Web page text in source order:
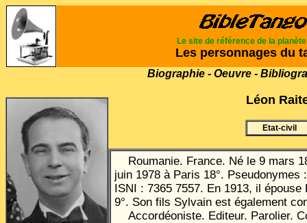
Le site de référence de la planète
Les personnages du
Biographie - Oeuvre -
Léon
Etat-civil
Roumanie. France. Né le 9 mars
juin 1978 à Paris 18°. Pseudonymes
ISNI : 7365 7557. En 1913, il épouse
9°. Son fils Sylvain est également
Accordéoniste. Editeur. Parolier.